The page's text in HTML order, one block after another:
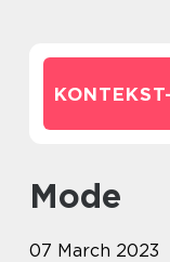
Mode
07 March 2023